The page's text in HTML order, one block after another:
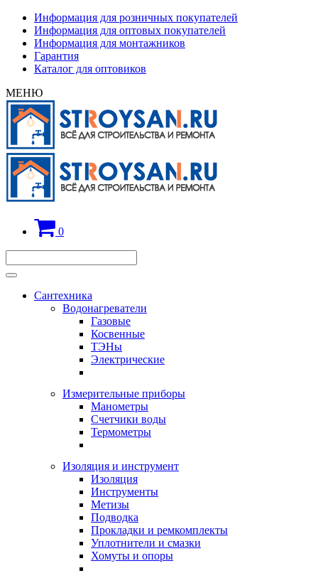
Информация для розничных покупателей
Информация для оптовых покупателей
Информация для монтажников
Гарантия
Каталог для оптовиков
МЕНЮ
0
Сантехника
Водонагреватели
Газовые
Косвенные
ТЭНы
Электрические
Измерительные приборы
Манометры
Счетчики воды
Термометры
Изоляция и инструмент
Изоляция
Инструменты
Метизы
Подводка
Прокладки и ремкомплекты
Уплотнители и смазки
Хомуты и опоры